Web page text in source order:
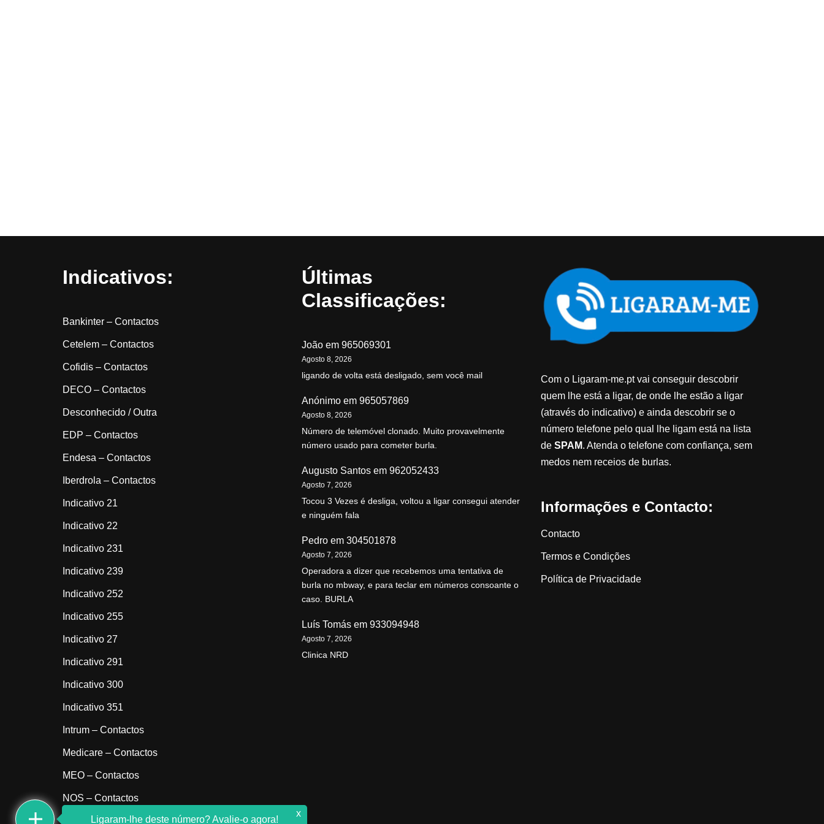
Indicativos:
Bankinter – Contactos
Cetelem – Contactos
Cofidis – Contactos
DECO – Contactos
Desconhecido / Outra
EDP – Contactos
Endesa – Contactos
Iberdrola – Contactos
Indicativo 21
Indicativo 22
Indicativo 231
Indicativo 239
Indicativo 252
Indicativo 255
Indicativo 27
Indicativo 291
Indicativo 300
Indicativo 351
Intrum – Contactos
Medicare – Contactos
MEO – Contactos
NOS – Contactos
Sem indicativo
Últimas
Classificações:
João em 965069301
Agosto 8, 2026
ligando de volta está desligado, sem você mail
Anónimo em 965057869
Agosto 8, 2026
Número de telemóvel clonado. Muito provavelmente
número usado para cometer burla.
Augusto Santos em 962052433
Agosto 7, 2026
Tocou 3 Vezes é desliga, voltou a ligar consegui atender
e ninguém fala
Pedro em 304501878
Agosto 7, 2026
Operadora a dizer que recebemos uma tentativa de
burla no mbway, e para teclar em números consoante o
caso. BURLA
Luís Tomás em 933094948
Agosto 7, 2026
Clinica NRD
Com o Ligaram-me.pt vai conseguir descobrir
quem lhe está a ligar, de onde lhe estão a ligar
(através do indicativo) e ainda descobrir se o
número telefone pelo qual lhe ligam está na lista
de SPAM. Atenda o telefone com confiança, sem
medos nem receios de burlas.
Informações e Contacto:
Contacto
Termos e Condições
Política de Privacidade
Ligaram-lhe deste número? Avalie-o agora!
x